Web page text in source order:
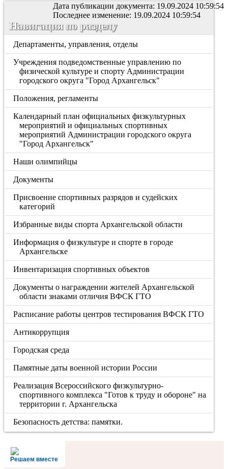
Дата публикации документа: 19.09.2024 10:59:54
Последнее изменение: 19.09.2024 10:59:54
Навигация по разделу
Департаменты, управления, отделы
Учреждения подведомственные управлению по
физической культуре и спорту Администрации
городского округа "Город Архангельск"
Положения, регламенты
Календарный план официальных физкультурных
мероприятий и официальных спортивных
мероприятий Администрации городского округа
"Город Архангельск"
Наши олимпийцы
Документы
Присвоение спортивных разрядов и судейских
категорий
Избранные виды спорта Архангельской области
Информация о физкультуре и спорте в городе
Архангельске
Инвентаризация спортивных объектов
Документы о награждении жителей Архангельской
области знаками отличия ВФСК ГТО
Расписание работы центров тестирования ВФСК ГТО
Антикоррупция
Городская среда
Памятные даты военной истории России
Реализация Всероссийского физкультурно-
спортивного комплекса "Готов к труду и обороне" на
территории г. Архангельска
Безопасность детства: памятки.
Решаем вместе